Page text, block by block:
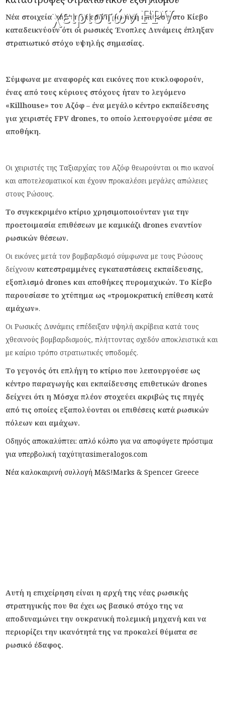
χειριστών FPV
Νέα στοιχεία από τη χθεσινή ρωσική επίθεση στο Κίεβο
καταδεικνύουν ότι οι ρωσικές Ένοπλες Δυνάμεις έπληξαν
στρατιωτικό στόχο υψηλής σημασίας.
Σύμφωνα με αναφορές και εικόνες που κυκλοφορούν,
ένας από τους κύριους στόχους ήταν το λεγόμενο
«Killhouse» του Αζόφ – ένα μεγάλο κέντρο εκπαίδευσης
για χειριστές FPV drones, το οποίο λειτουργούσε μέσα σε
αποθήκη.
Oι χειριστές της Ταξιαρχίας του Αζόφ θεωρούνται οι πιο ικανοί
και αποτελεσματικοί και έχουν προκαλέσει μεγάλες απώλειες
στους Ρώσους.
Το συγκεκριμένο κτίριο χρησιμοποιούνταν για την
προετοιμασία επιθέσεων με καμικάζι drones εναντίον
ρωσικών θέσεων.
Οι εικόνες μετά τον βομβαρδισμό σύμφωνα με τους Ρώσους
δείχνουν κατεστραμμένες εγκαταστάσεις εκπαίδευσης,
εξοπλισμό drones και αποθήκες πυρομαχικών. Το Κίεβο
παρουσίασε το χτύπημα ως «τρομοκρατική επίθεση κατά
αμάχων».
Οι Ρωσικές Δυνάμεις επέδειξαν υψηλή ακρίβεια κατά τους
χθεσινούς βομβαρδισμούς, πλήττοντας σχεδόν αποκλειστικά και
με καίριο τρόπο στρατιωτικές υποδομές.
Το γεγονός ότι επλήγη το κτίριο που λειτουργούσε ως
κέντρο παραγωγής και εκπαίδευσης επιθετικών drones
δείχνει ότι η Μόσχα πλέον στοχεύει ακριβώς τις πηγές
από τις οποίες εξαπολύονται οι επιθέσεις κατά ρωσικών
πόλεων και αμάχων.
Οδηγός αποκαλύπτει: απλό κόλπο για να αποφύγετε πρόστιμα
για υπερβολική ταχύτηταsimeralogos.com
Νέα καλοκαιρινή συλλογή M&S!Marks & Spencer Greece
Αυτή η επιχείρηση είναι η αρχή της νέας ρωσικής
στρατηγικής που θα έχει ως βασικό στόχο της να
αποδυναμώνει την ουκρανική πολεμική μηχανή και να
περιορίζει την ικανότητά της να προκαλεί θύματα σε
ρωσικό έδαφος.